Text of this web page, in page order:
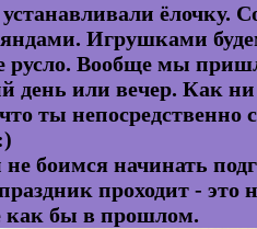
ёлочку.
Игрушками
русло. Вообще мы
день или вечер. Как ни
ты
боимся начинать
проходит - это
как бы в прошлом.